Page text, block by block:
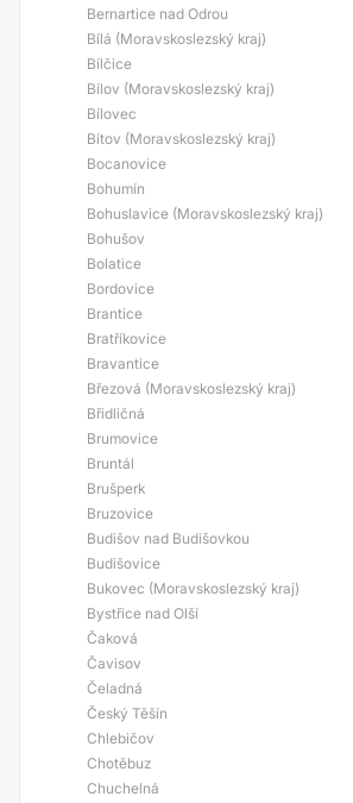
Bernartice nad Odrou
Bílá (Moravskoslezský kraj)
Bílčice
Bílov (Moravskoslezský kraj)
Bílovec
Bítov (Moravskoslezský kraj)
Bocanovice
Bohumín
Bohuslavice (Moravskoslezský kraj)
Bohušov
Bolatice
Bordovice
Brantice
Bratříkovice
Bravantice
Březová (Moravskoslezský kraj)
Břidličná
Brumovice
Bruntál
Brušperk
Bruzovice
Budišov nad Budišovkou
Budišovice
Bukovec (Moravskoslezský kraj)
Bystřice nad Olší
Čaková
Čavisov
Čeladná
Český Těšín
Chlebičov
Chotěbuz
Chuchelná